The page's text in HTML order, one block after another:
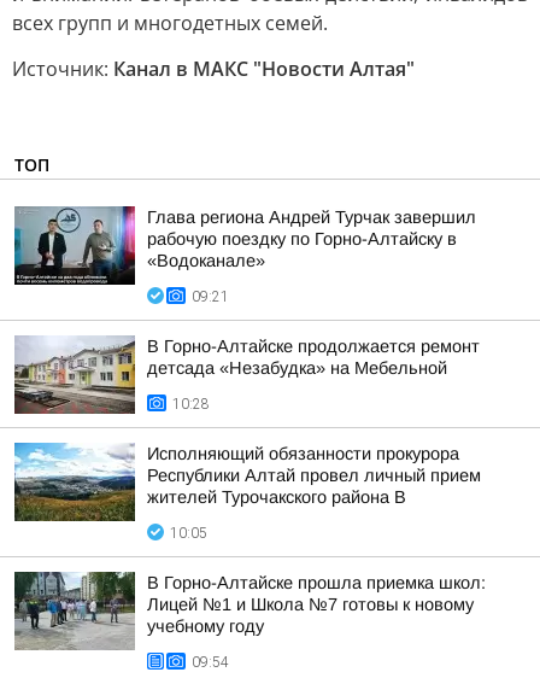
всех групп и многодетных семей.
Источник: Канал в МАКС "Новости Алтая"
ТОП
Глава региона Андрей Турчак завершил
рабочую поездку по Горно-Алтайску в
«Водоканале»
09:21
В Горно-Алтайске продолжается ремонт
детсада «Незабудка» на Мебельной
10:28
Исполняющий обязанности прокурора
Республики Алтай провел личный прием
жителей Турочакского района В
10:05
В Горно-Алтайске прошла приемка школ:
Лицей №1 и Школа №7 готовы к новому
учебному году
09:54